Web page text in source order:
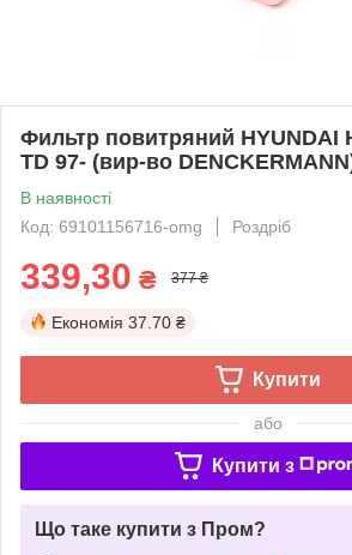
Фильтр повитряний HYUNDAI
TD 97- (вир-во
В наявності
Код: 69101156716-omg
Роздріб
339,30 ₴ 377 ₴
Економія 37.70 ₴
Купити
або
Купити з
Що таке купити з Пром?